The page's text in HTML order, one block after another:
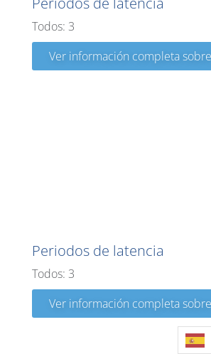
Todos: 3
Ver información completa
Periodos de latencia
Todos: 3
Ver información completa